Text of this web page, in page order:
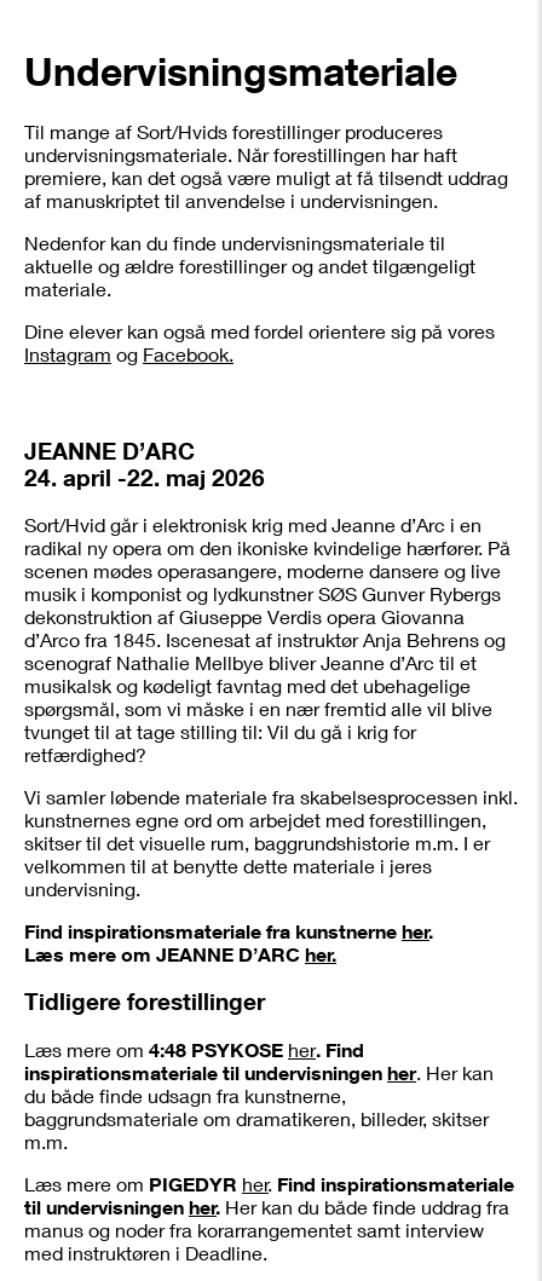
Undervisningsmateriale
Til mange af Sort/Hvids forestillinger produceres
undervisningsmateriale. Når forestillingen har haft
premiere, kan det også være muligt at få tilsendt uddrag
af manuskriptet til anvendelse i undervisningen.
Nedenfor kan du finde undervisningsmateriale til
aktuelle og ældre forestillinger og andet tilgængeligt
materiale.
Dine elever kan også med fordel orientere sig på vores
Instagram og Facebook.
JEANNE D’ARC
24. april -22. maj 2026
Sort/Hvid går i elektronisk krig med Jeanne d’Arc i en
radikal ny opera om den ikoniske kvindelige hærfører. På
scenen mødes operasangere, moderne dansere og live
musik i komponist og lydkunstner SØS Gunver Rybergs
dekonstruktion af Giuseppe Verdis opera Giovanna
d’Arco fra 1845. Iscenesat af instruktør Anja Behrens og
scenograf Nathalie Mellbye bliver Jeanne d’Arc til et
musikalsk og kødeligt favntag med det ubehagelige
spørgsmål, som vi måske i en nær fremtid alle vil blive
tvunget til at tage stilling til: Vil du gå i krig for
retfærdighed?
Vi samler løbende materiale fra skabelsesprocessen inkl.
kunstnernes egne ord om arbejdet med forestillingen,
skitser til det visuelle rum, baggrundshistorie m.m. I er
velkommen til at benytte dette materiale i jeres
undervisning.
Find inspirationsmateriale fra kunstnerne her.
Læs mere om JEANNE D’ARC her.
Tidligere forestillinger
Læs mere om 4:48 PSYKOSE her. Find
inspirationsmateriale til undervisningen her. Her kan
du både finde udsagn fra kunstnerne,
baggrundsmateriale om dramatikeren, billeder, skitser
m.m.
Læs mere om PIGEDYR her. Find inspirationsmateriale
til undervisningen her. Her kan du både finde uddrag fra
manus og noder fra korarrangementet samt interview
med instruktøren i Deadline.